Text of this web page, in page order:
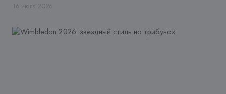
16 июля 2026